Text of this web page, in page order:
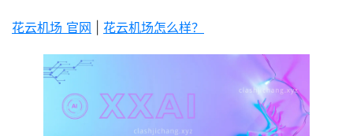
花云机场 官网 花云机场怎么样？